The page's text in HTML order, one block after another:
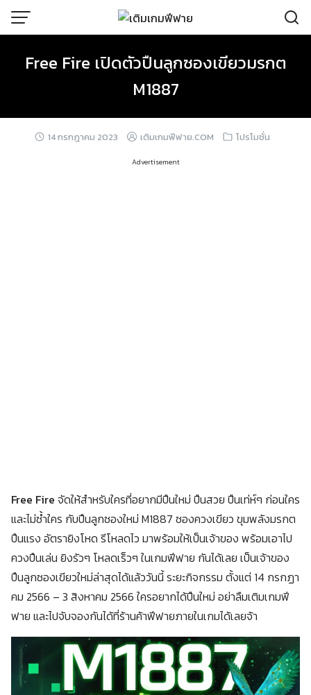
Skip
Free Fire เปิดตัวปืนลูกซองเขียวมรกต
M1887
14 กรกฎาคม 2023 เติมเกมฟีฟาย.COM โปรโมชั่น
Advertisement
Free Fire จัดให้สำหรับใครที่อยากมีปืนใหม่ ปืนสวย ปืนเท่ห์ๆ ก่อนใคร
และไม่ซ้ำใคร กับปืนลูกซองใหม่ M1887 ซองควงเขียว ขุมพลังมรกต
ปืนแรง อัตรายิงโหด รีโหลดไว มาพร้อมให้เป็นเจ้าของ พร้อมเอาไป
ควงปืนเล่น ยิงรัวๆ โหลดเร็วๆ ในเกมฟีฟาย กันได้เลย เป็นเจ้าของ
ปืนลูกซองเขียวใหม่ล่าสุดได้แล้ววันนี้ ระยะกิจกรรม ตั้งแต่ 14 กรกฏา
คม 2566 – 3 สิงหาคม 2566 ใครอยากได้ปืนใหม่ อย่าลืมเติมเกมฟี
ฟาย และไปจับจองกันได้ที่ร้านค้าฟีฟายภายในเกมได้เลยจ้า